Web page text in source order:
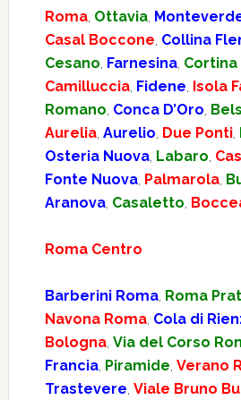
Roma, Ottavia,
Casal Boccone, Collina
Cesano, Farnesina, Cortina
Camilluccia, Fidene, Isola
Romano, Conca D’Oro,
Aurelia, Aurelio, Due Ponti,
Osteria Nuova, Labaro,
Fonte Nuova, Palmarola,
Aranova, Casaletto,
Roma Centro
Barberini Roma, Roma
Navona Roma, Cola di
Bologna, Via del Corso
Francia, Piramide, Verano
Trastevere, Viale Bruno